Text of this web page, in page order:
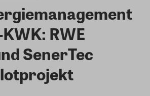
RWE
SenerTec